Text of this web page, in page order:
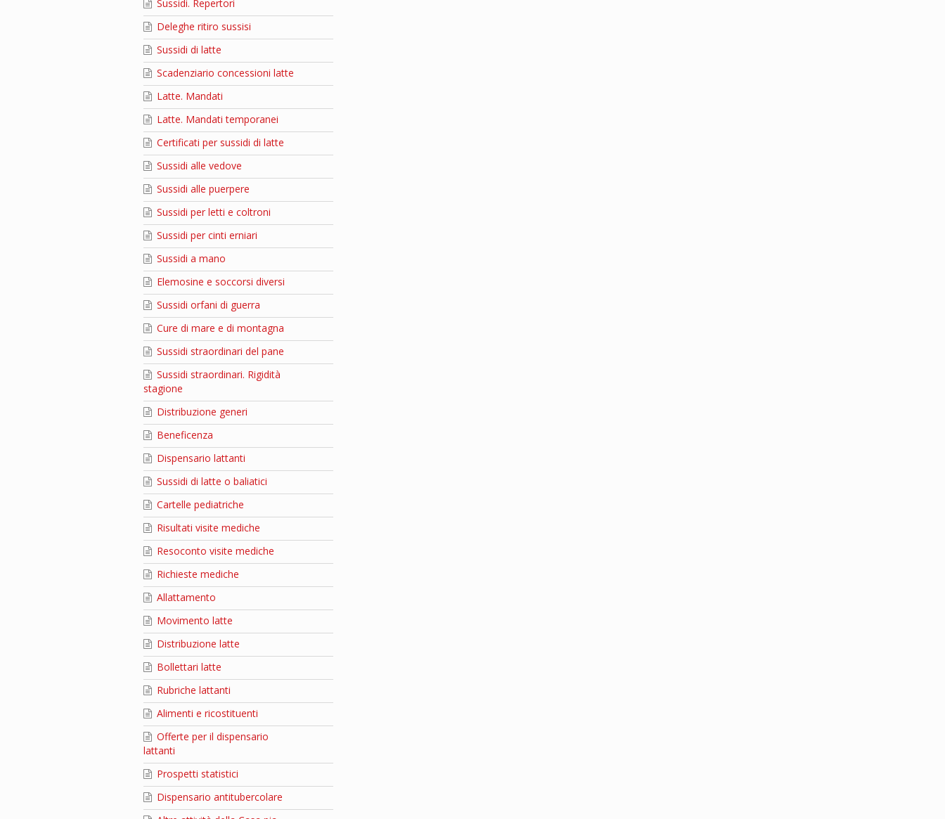
Sussidi. Repertori
Deleghe ritiro sussisi
Sussidi di latte
Scadenziario concessioni latte
Latte. Mandati
Latte. Mandati temporanei
Certificati per sussidi di latte
Sussidi alle vedove
Sussidi alle puerpere
Sussidi per letti e coltroni
Sussidi per cinti erniari
Sussidi a mano
Elemosine e soccorsi diversi
Sussidi orfani di guerra
Cure di mare e di montagna
Sussidi straordinari del pane
Sussidi straordinari. Rigidità
stagione
Distribuzione generi
Beneficenza
Dispensario lattanti
Sussidi di latte o baliatici
Cartelle pediatriche
Risultati visite mediche
Resoconto visite mediche
Richieste mediche
Allattamento
Movimento latte
Distribuzione latte
Bollettari latte
Rubriche lattanti
Alimenti e ricostituenti
Offerte per il dispensario
lattanti
Prospetti statistici
Dispensario antitubercolare